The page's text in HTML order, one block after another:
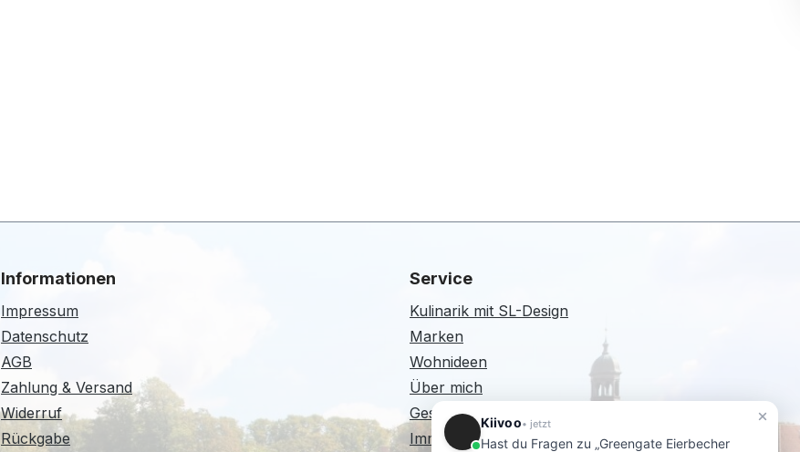
Informationen
Impressum
Datenschutz
AGB
Zahlung & Versand
Widerruf
Rückgabe
Service
Kulinarik mit SL-Design
Marken
Wohnideen
Über mich
Geschenkgutscheine
Immer wieder Sonntags
Kiivoo• jetzt
Hast du Fragen zu „Greengate Eierbecher